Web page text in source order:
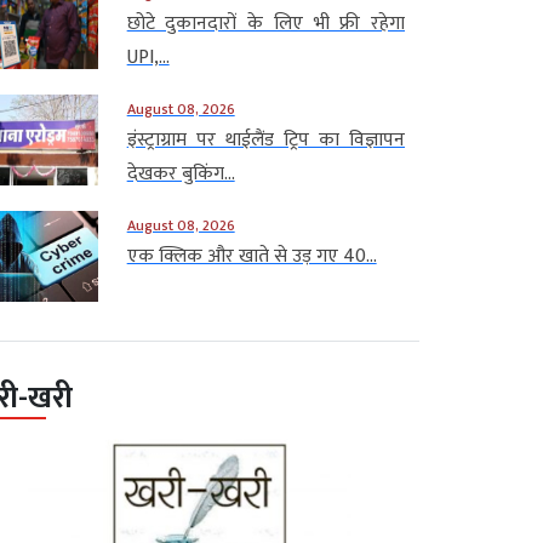
छोटे दुकानदारों के लिए भी फ्री रहेगा
UPI,...
August 08, 2026
इंस्ट्राग्राम पर थाईलैंड ट्रिप का विज्ञापन
देखकर बुकिंग...
August 08, 2026
एक क्लिक और खाते से उड़ गए 40...
खरी